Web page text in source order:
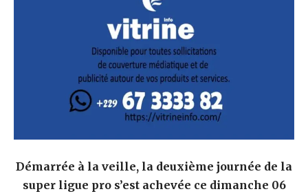
Démarrée à la veille, la deuxième journée de la
super ligue pro s’est achevée ce dimanche 06